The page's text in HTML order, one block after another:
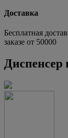
Доставка
Бесплатная
заказе от 50000
Диспенсер